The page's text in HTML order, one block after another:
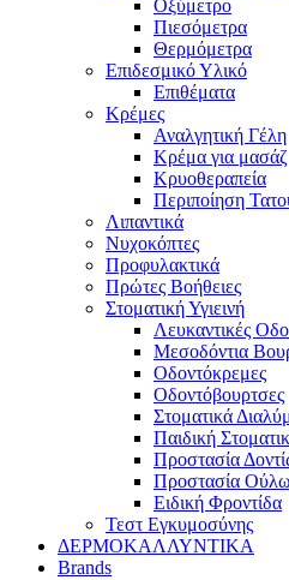
Οξύμετρο
Πιεσόμετρα
Θερμόμετρα
Επιδεσμικό Υλικό
Επιθέματα
Κρέμες
Αναλγητική Γέλη
Κρέμα για μασάζ
Κρυοθεραπεία
Περιποίηση
Λιπαντικά
Νυχοκόπτες
Προφυλακτικά
Πρώτες Βοήθειες
Στοματική Υγιεινή
Λευκαντικές
Μεσοδόντια
Οδοντόκρεμες
Οδοντόβουρτσες
Στοματικά
Παιδική
Προστασία
Προστασία
Ειδική Φροντίδα
Τεστ Εγκυμοσύνης
ΔΕΡΜΟΚΑΛΛΥΝΤΙΚΑ
Brands